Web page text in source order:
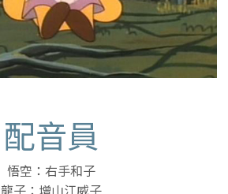
配音員
悟空：右手和子
龍子：增山江威子